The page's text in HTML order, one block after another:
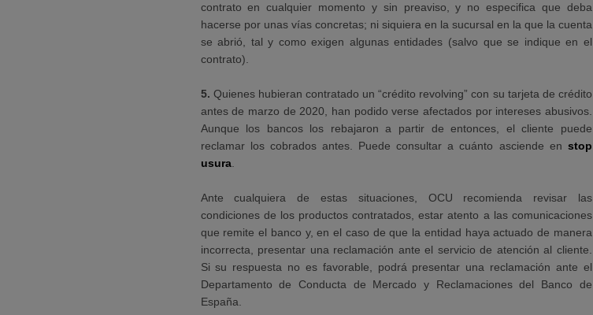
contrato en cualquier momento y sin preaviso, y no especifica que deba
hacerse por unas vías concretas; ni siquiera en la sucursal en la que la cuenta
se abrió, tal y como exigen algunas entidades (salvo que se indique en el
contrato).
5. Quienes hubieran contratado un “crédito revolving” con su tarjeta de crédito
antes de marzo de 2020, han podido verse afectados por intereses abusivos.
Aunque los bancos los rebajaron a partir de entonces, el cliente puede
reclamar los cobrados antes. Puede consultar a cuánto asciende en stop
usura.
Ante cualquiera de estas situaciones, OCU recomienda
revisar las
condiciones de los productos contratados, estar atento a las comunicaciones
que remite el banco y, en el caso de que la entidad haya actuado de manera
incorrecta, presentar una reclamación ante el servicio de atención al cliente.
Si su respuesta no es favorable, podrá presentar una reclamación ante el
Departamento de Conducta de Mercado y Reclamaciones del Banco de
España.